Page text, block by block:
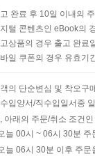
완료 후 10일 이내의
털 콘텐츠인 eBook의
상품의 경우 출고 완료
일 쿠폰의 경우 유효기
의 단순변심 및 착오구
입양서/직수입일서중
아래의 주문/취소 조건
늘 00시 ~ 06시 30분
늘 06시 30분 이후 주